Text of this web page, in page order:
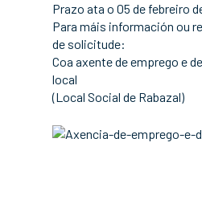
Prazo ata o 05 de febreiro
Para máis información ou
de solicitude:
Coa axente de emprego e
local
(Local Social de Rabazal)